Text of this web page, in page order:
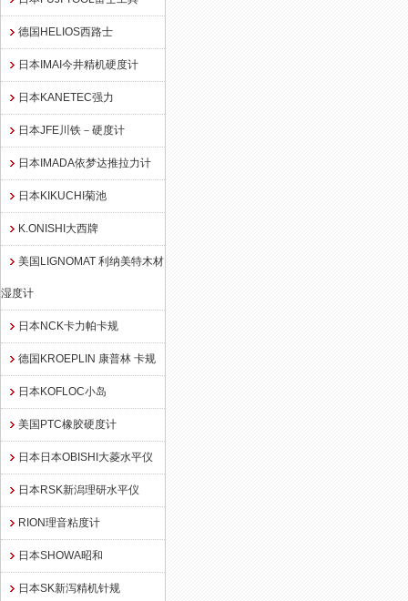
德国HELIOS西路士
日本IMAI今井精机硬度计
日本KANETEC强力
日本JFE川铁－硬度计
日本IMADA依梦达推拉力计
日本KIKUCHI菊池
K.ONISHI大西牌
美国LIGNOMAT 利纳美特木材
湿度计
日本NCK卡力帕卡规
德国KROEPLIN 康普林 卡规
日本KOFLOC小岛
美国PTC橡胶硬度计
日本日本OBISHI大菱水平仪
日本RSK新潟理研水平仪
RION理音粘度计
日本SHOWA昭和
日本SK新泻精机针规